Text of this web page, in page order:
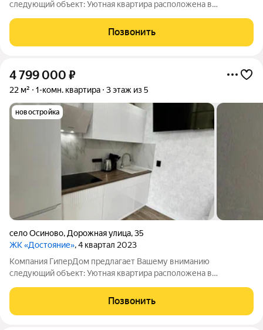
следующий объект: Уютная квартира расположена в
этаже 10 этажного монолитно кирпичного дома, площадью 21
кв.м, жилой комплекс комфорт-класса. Жилой
Позвонить
4 799 000 ₽
22 м² 1-комн. квартира 3 этаж из 5
новостройка
село Осиново, Дорожная улица,35
ЖК «Достояние», 4 квартал 2023
Компания ГиперДом предлагает Вашему вниманию
следующий объект: Уютная квартира расположена в
комфортном 3 этаже 5 этажного кирпичного дома, жилой
комплекс комфорт-класса Достояние. Удобная
Позвонить